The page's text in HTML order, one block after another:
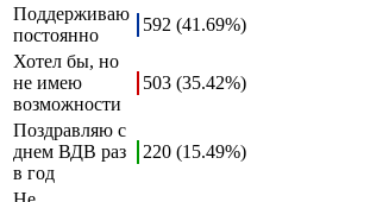
Поддерживаю
постоянно
592 (41.69%)
Хотел бы, но
не имею
возможности
503 (35.42%)
Поздравляю с
днем ВДВ раз
в год
220 (15.49%)